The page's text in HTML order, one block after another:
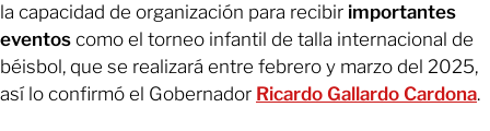
la capacidad de organización para recibir importantes
eventos como el torneo infantil de talla internacional de
béisbol, que se realizará entre febrero y marzo del 2025,
así lo confirmó el Gobernador Ricardo Gallardo Cardona.